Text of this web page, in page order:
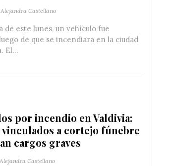
Alejandra Castellano
de este lunes, un vehículo fue
de que se incendiara en la ciudad
El...
por incendio en Valdivia:
vinculados a cortejo fúnebre
cargos graves
Alejandra Castellano